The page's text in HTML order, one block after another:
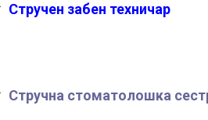
Стручен забен техничар
Стручна стоматолошка